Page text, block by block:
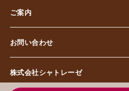
ご案内
お問い合わせ
株式会社シャトレーゼ